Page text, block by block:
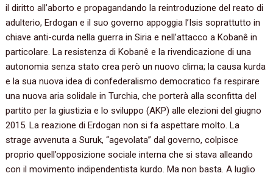
il diritto all’aborto e propagandando la reintroduzione del reato di
adulterio,‭ ‬Erdogan e il suo governo appoggia l’Isis soprattutto in
chiave anti-curda nella guerra in Siria e nell’attacco a Kobanê in
particolare.‭ ‬La resistenza di Kobanê e la rivendicazione di una
autonomia senza stato crea però un nuovo clima‭; ‬la causa kurda
e la sua nuova idea di confederalismo democratico fa respirare
una nuova aria solidale in Turchia,‭ ‬che porterà alla sconfitta del
partito per la giustizia e lo sviluppo‭ (‬AKP‭) ‬alle elezioni del giugno‭
‬2015.‭ ‬La reazione di Erdogan non si fa aspettare molto.‭ ‬La
strage avvenuta a Suruk,‭ “‬agevolata‭” ‬dal governo,‭ ‬colpisce
proprio quell’opposizione sociale interna che si stava alleando
con il movimento indipendentista kurdo.‭ ‬Ma non basta.‭ ‬A luglio